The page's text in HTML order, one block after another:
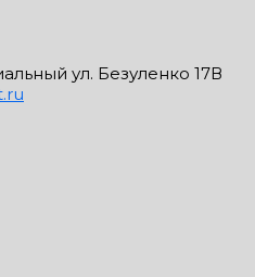
ул. Безуленко 17В